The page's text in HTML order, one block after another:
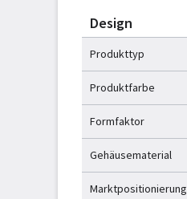
Design
Produkttyp
Produktfarbe
Formfaktor
Gehäusematerial
Marktpositionierung